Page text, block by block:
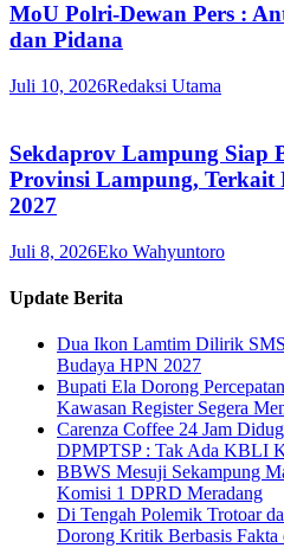
MoU Polri-Dewan Pers :
dan Pidana
Juli 10, 2026Redaksi Utama
Sekdaprov Lampung Siap
Provinsi Lampung, Terkait
2027
Juli 8, 2026Eko Wahyuntoro
Update Berita
Dua Ikon Lamtim Dilirik
Budaya HPN 2027
Bupati Ela Dorong
Kawasan Register Segera
Carenza Coffee 24 Jam
DPMPTSP : Tak Ada KBLI
BBWS Mesuji Sekampung
Komisi 1 DPRD Meradang
Di Tengah Polemik Trotoar
Dorong Kritik Berbasis Fakta